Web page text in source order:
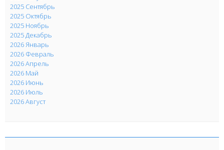
2025 Сентябрь
2025 Октябрь
2025 Ноябрь
2025 Декабрь
2026 Январь
2026 Февраль
2026 Апрель
2026 Май
2026 Июнь
2026 Июль
2026 Август